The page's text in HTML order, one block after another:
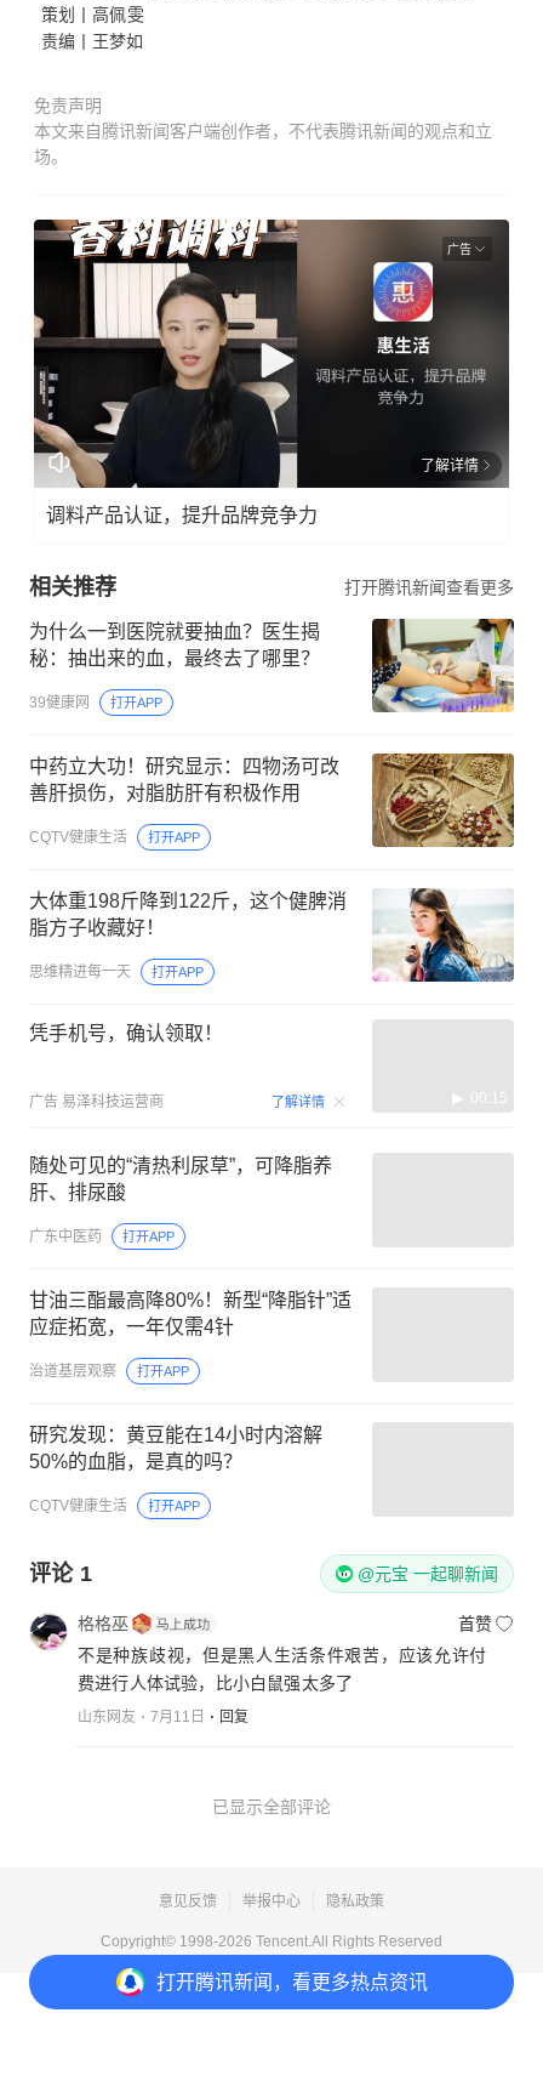
策划丨 高佩雯
责编丨王梦如
免责声明
本文来自腾讯新闻客户端创作者，不代表腾讯新闻的观点和立
场。
打开腾讯新闻，看更多热点资讯
广告
了解详情
调料产品认证，提升品牌竞争力
相关推荐 打开腾讯新闻查看更多
为什么一到医院就要抽血？医生揭
秘：抽出来的血，最终去了哪里？
39健康网 打开APP
中药立大功！研究显示：四物汤可改
善肝损伤，对脂肪肝有积极作用
CQTV健康生活 打开APP
大体重198斤降到122斤，这个健脾消
脂方子收藏好！
思维精进每一天 打开APP
凭手机号，确认领取！
广告 易泽科技运营商 了解详情 00:15
随处可见的“清热利尿草”，可降脂养
肝、排尿酸
广东中医药 打开APP
甘油三酯最高降80%！新型“降脂针”适
应症拓宽，一年仅需4针
治道基层观察 打开APP
研究发现：黄豆能在14小时内溶解
50%的血脂，是真的吗？
CQTV健康生活 打开APP
评论 1 @元宝 一起聊新闻
格格巫
首赞
不是种族歧视，但是黑人生活条件艰苦，应该允许付
费进行人体试验，比小白鼠强太多了
山东网友 7月11日 回复
已显示全部评论
意见反馈 举报中心 隐私政策
Copyright© 1998-2026 Tencent.All Rights Reserved